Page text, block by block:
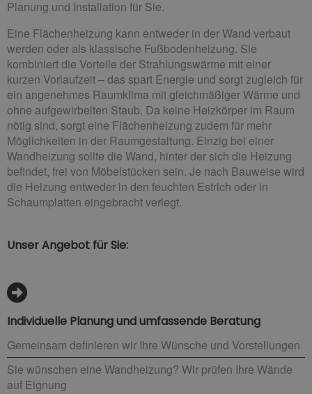
Planung und Installation für Sie.
Eine Flächenheizung kann entweder in der Wand verbaut
werden oder als klassische Fußbodenheizung. Sie
kombiniert die Vorteile der Strahlungswärme mit einer
kurzen Vorlaufzeit – das spart Energie und sorgt zugleich für
ein angenehmes Raumklima mit gleichmäßiger Wärme und
ohne aufgewirbelten Staub. Da keine Heizkörper im Raum
nötig sind, sorgt eine Flächenheizung zudem für mehr
Möglichkeiten in der Raumgestaltung. Einzig bei einer
Wandheizung sollte die Wand, hinter der sich die Heizung
befindet, frei von Möbelstücken sein. Je nach Bauweise wird
die Heizung entweder in den feuchten Estrich oder in
Schaumplatten eingebracht verlegt.
Unser Angebot für Sie:
Individuelle Planung und umfassende Beratung
Gemeinsam definieren wir Ihre Wünsche und Vorstellungen
Sie wünschen eine Wandheizung? Wir prüfen Ihre Wände
auf Eignung